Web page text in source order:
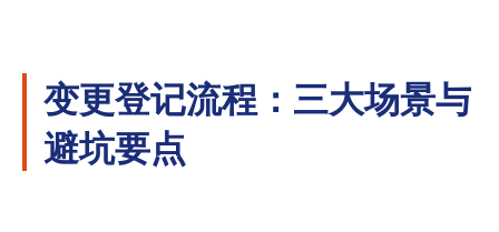
变更登记流程：三大场景与
避坑要点